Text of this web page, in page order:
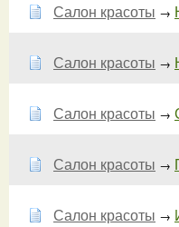
Салон красоты →
Салон красоты →
Салон красоты →
Салон красоты →
Салон красоты →